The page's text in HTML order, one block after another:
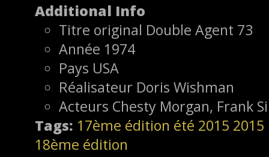
Additional Info
Titre original Double Agent 73
Année 1974
Pays USA
Réalisateur Doris Wishman
Acteurs Chesty Morgan, Frank
Tags: 17ème édition été 2015 2015
18ème édition